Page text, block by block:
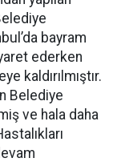
bayram
ederken
kaldırılmıştır.
Belediye
ve hala daha